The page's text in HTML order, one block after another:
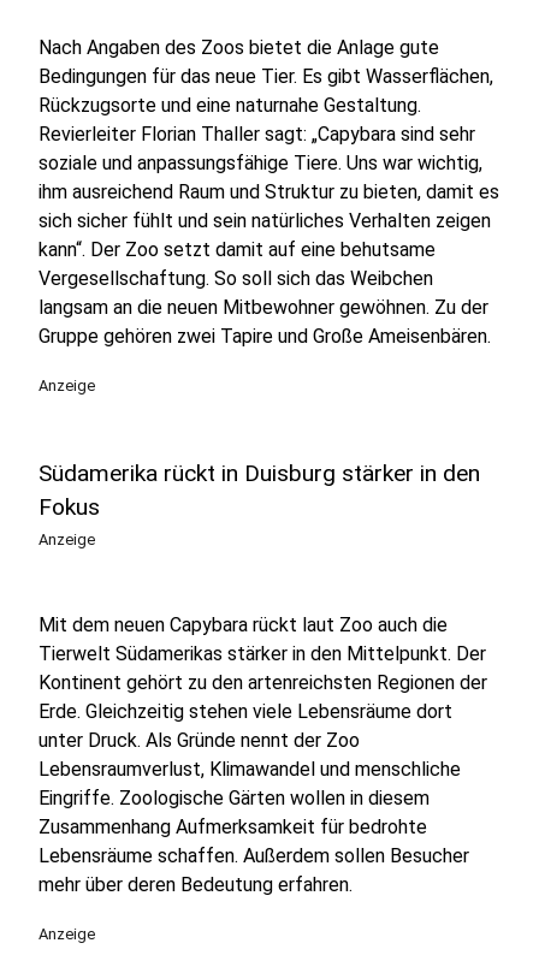
Nach Angaben des Zoos bietet die Anlage gute
Bedingungen für das neue Tier. Es gibt Wasserflächen,
Rückzugsorte und eine naturnahe Gestaltung.
Revierleiter Florian Thaller sagt: „Capybara sind sehr
soziale und anpassungsfähige Tiere. Uns war wichtig,
ihm ausreichend Raum und Struktur zu bieten, damit es
sich sicher fühlt und sein natürliches Verhalten zeigen
kann“. Der Zoo setzt damit auf eine behutsame
Vergesellschaftung. So soll sich das Weibchen
langsam an die neuen Mitbewohner gewöhnen. Zu der
Gruppe gehören zwei Tapire und Große Ameisenbären.
Anzeige
Südamerika rückt in Duisburg stärker in den
Fokus
Anzeige
Mit dem neuen Capybara rückt laut Zoo auch die
Tierwelt Südamerikas stärker in den Mittelpunkt. Der
Kontinent gehört zu den artenreichsten Regionen der
Erde. Gleichzeitig stehen viele Lebensräume dort
unter Druck. Als Gründe nennt der Zoo
Lebensraumverlust, Klimawandel und menschliche
Eingriffe. Zoologische Gärten wollen in diesem
Zusammenhang Aufmerksamkeit für bedrohte
Lebensräume schaffen. Außerdem sollen Besucher
mehr über deren Bedeutung erfahren.
Anzeige